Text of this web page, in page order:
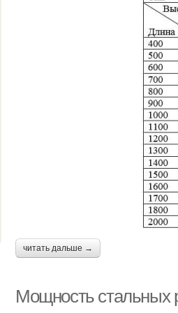
читать дальше →
Мощность стальных